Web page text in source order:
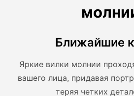
Ближайшие
Яркие вилки молнии
вашего лица, придавая
теряя четких